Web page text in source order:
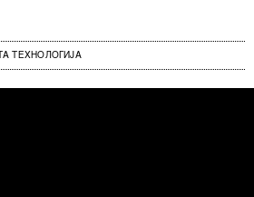
ТЕХНОЛОГИЈА